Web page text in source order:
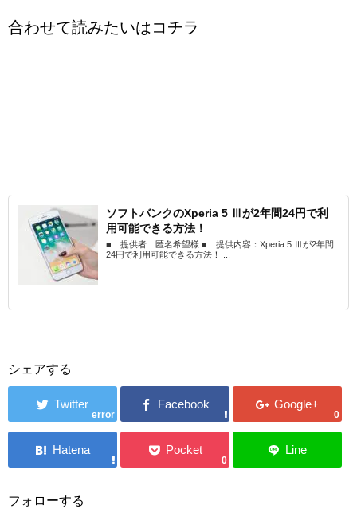
合わせて読みたいはコチラ
ソフトバンクのXperia 5 Ⅲが2年間24円で利
用可能できる方法！
■ 提供者 匿名希望様 ■ 提供内容：Xperia 5 Ⅲが2年間
24円で利用可能できる方法！ ...
シェアする
error 0
0
フォローする